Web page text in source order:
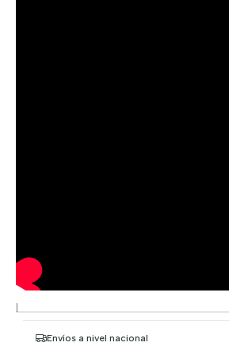
|
Envíos a nivel nacional